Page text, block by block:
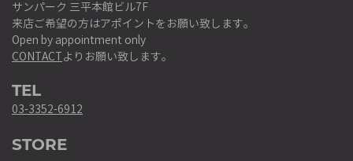
サンパーク 三平本館ビル7F
来店ご希望の方はアポイントをお願い致します。
Open by appointment only
CONTACTよりお願い致します。
TEL
03-3352-6912
STORE